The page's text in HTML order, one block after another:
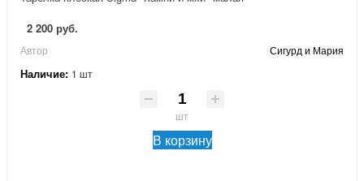
2 200 руб.
Автор Сигурд и Мария
Наличие: 1 шт
шт
В корзину